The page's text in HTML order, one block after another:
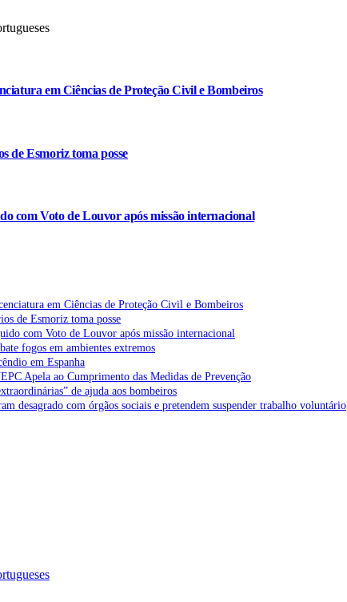
em Ciências de Proteção Civil e Bombeiros
de Esmoriz toma posse
com Voto de Louvor após missão internacional
em Ciências de Proteção Civil e Bombeiros
de Esmoriz toma posse
com Voto de Louvor após missão internacional
fogos em ambientes extremos
em Espanha
Apela ao Cumprimento das Medidas de Prevenção
de ajuda aos bombeiros
desagrado com órgãos sociais e pretendem suspender trabalho voluntário